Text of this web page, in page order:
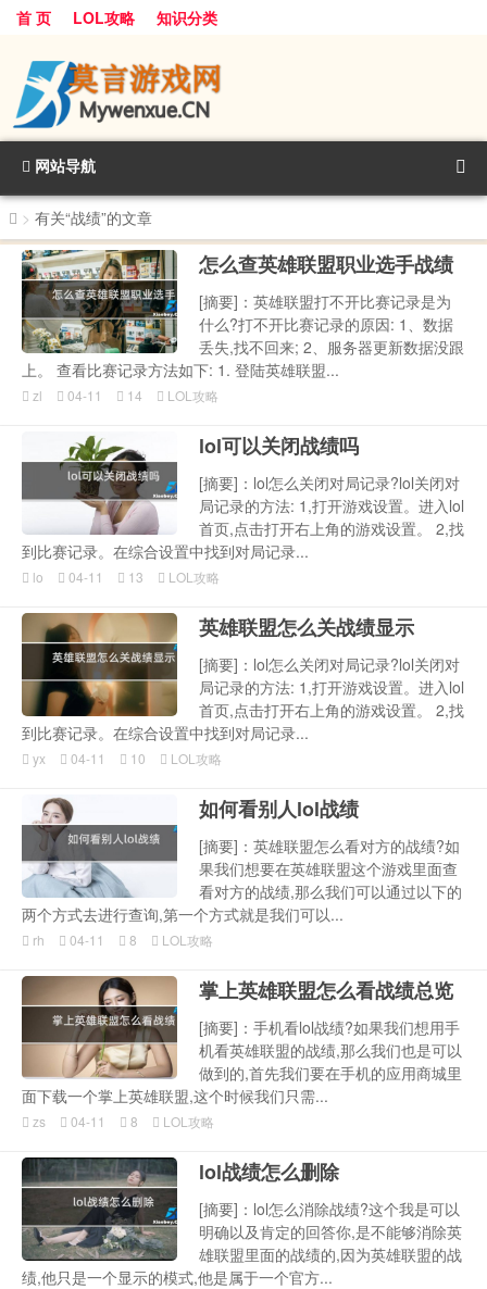
首 页 LOL攻略 知识分类
网站导航
> 有关“战绩”的文章
怎么查英雄联盟职业选手战绩
[摘要]：英雄联盟打不开比赛记录是为
什么?打不开比赛记录的原因: 1、数据
丢失,找不回来; 2、服务器更新数据没跟
上。 查看比赛记录方法如下: 1. 登陆英雄联盟...
zl 04-11 14 LOL攻略
lol可以关闭战绩吗
[摘要]：lol怎么关闭对局记录?lol关闭对
局记录的方法: 1,打开游戏设置。进入lol
首页,点击打开右上角的游戏设置。 2,找
到比赛记录。在综合设置中找到对局记录...
lo 04-11 13 LOL攻略
英雄联盟怎么关战绩显示
[摘要]：lol怎么关闭对局记录?lol关闭对
局记录的方法: 1,打开游戏设置。进入lol
首页,点击打开右上角的游戏设置。 2,找
到比赛记录。在综合设置中找到对局记录...
yx 04-11 10 LOL攻略
如何看别人lol战绩
[摘要]：英雄联盟怎么看对方的战绩?如
果我们想要在英雄联盟这个游戏里面查
看对方的战绩,那么我们可以通过以下的
两个方式去进行查询,第一个方式就是我们可以...
rh 04-11 8 LOL攻略
掌上英雄联盟怎么看战绩总览
[摘要]：手机看lol战绩?如果我们想用手
机看英雄联盟的战绩,那么我们也是可以
做到的,首先我们要在手机的应用商城里
面下载一个掌上英雄联盟,这个时候我们只需...
zs 04-11 8 LOL攻略
lol战绩怎么删除
[摘要]：lol怎么消除战绩?这个我是可以
明确以及肯定的回答你,是不能够消除英
雄联盟里面的战绩的,因为英雄联盟的战
绩,他只是一个显示的模式,他是属于一个官方...